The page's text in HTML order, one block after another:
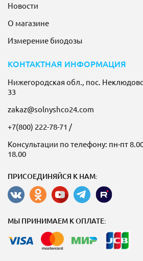
Новости
О магазине
Измерение биодозы
КОНТАКТНАЯ ИНФОРМАЦИЯ
Нижегородская обл., пос.
33
zakaz@solnyshco24.com
+7(800) 222-78-71 /
Консультации по телефону: пн-пт
18.00
ПРИСОЕДИНЯЙСЯ К НАМ:
МЫ ПРИНИМАЕМ К ОПЛАТЕ: